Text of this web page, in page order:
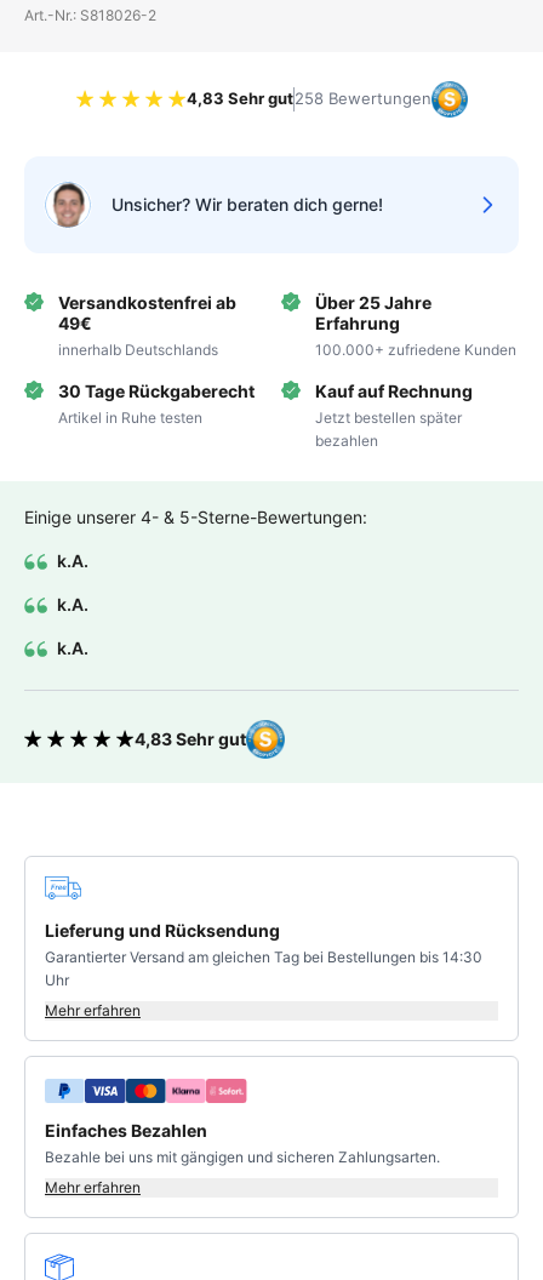
Art.-Nr.: S818026-2
Bewertung 4.83 von 5 Sternen
4,83 Sehr gut258 Bewertungen
Unsicher? Wir beraten dich gerne!
Versandkostenfrei ab
49€
innerhalb Deutschlands
Über 25 Jahre
Erfahrung
100.000+ zufriedene Kunden
30 Tage Rückgaberecht
Artikel in Ruhe testen
Kauf auf Rechnung
Jetzt bestellen später
bezahlen
Einige unserer 4- & 5-Sterne-Bewertungen:
k.A.
k.A.
k.A.
Bewertung 4.83 von 5 Sternen
4,83 Sehr gut
Deine Vorteile
Lieferung und Rücksendung
Garantierter Versand am gleichen Tag bei Bestellungen bis 14:30
Uhr
Mehr erfahren
Einfaches Bezahlen
Bezahle bei uns mit gängigen und sicheren Zahlungsarten.
Mehr erfahren